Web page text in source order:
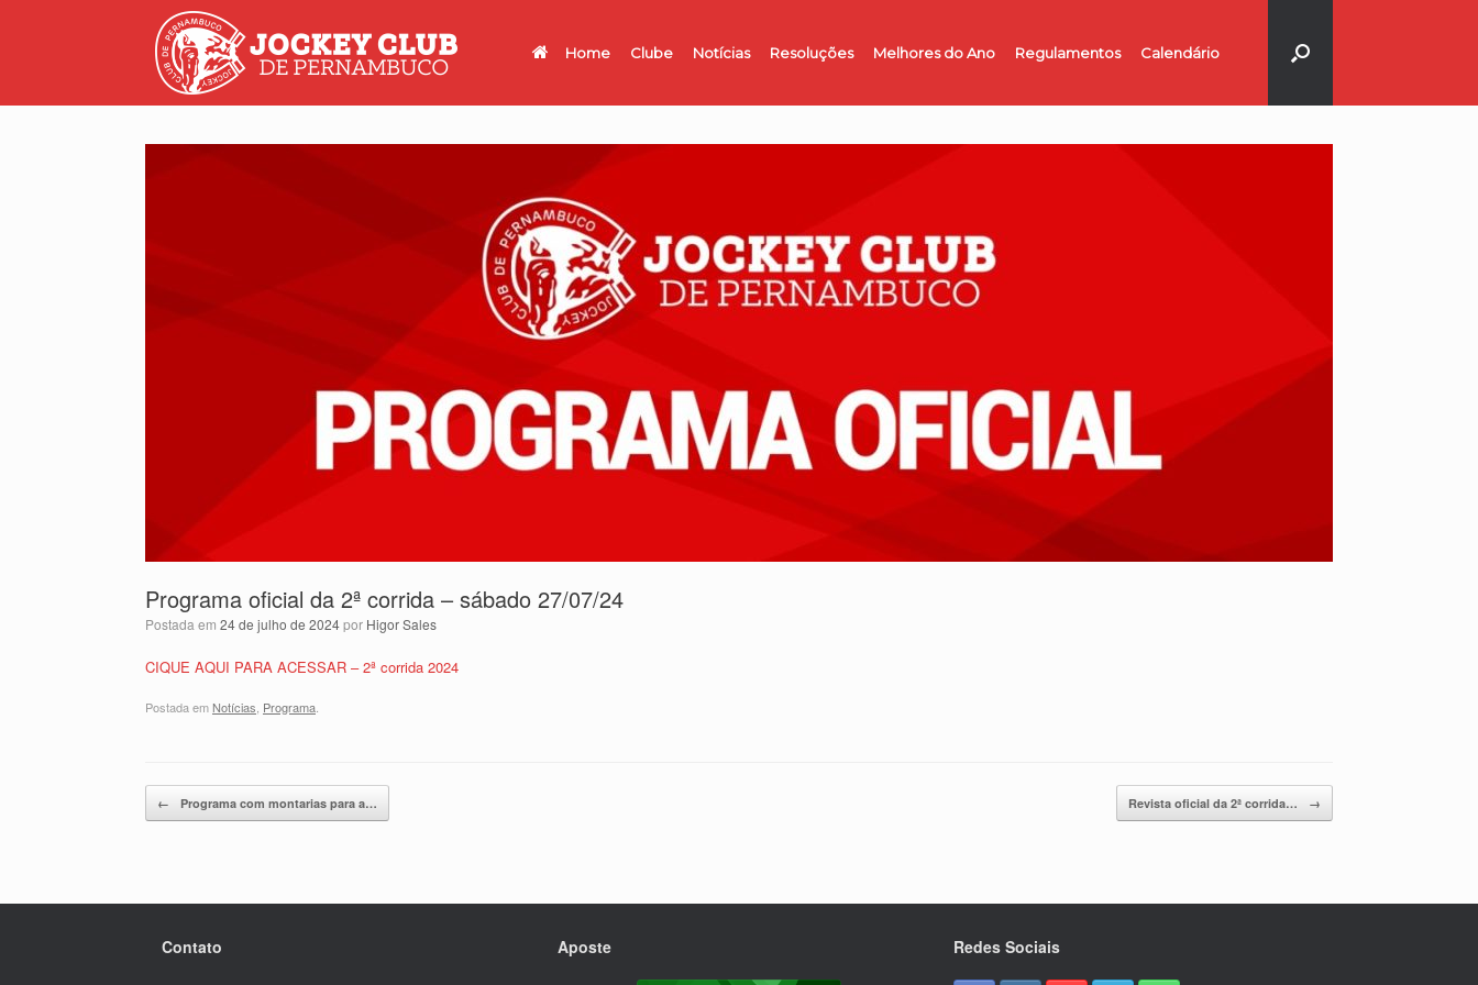
Home Clube Notícias Resoluções Melhores do Ano Regulamentos Calendário
Programa oficial da 2ª corrida – sábado 27/07/24
Postada em 24 de julho de 2024por Higor Sales
CIQUE AQUI PARA ACESSAR – 2ª corrida 2024
Postada em Notícias Programa
Post navigation
← Programa com montarias para a… Revista oficial da 2ª corrida… →
Contato Aposte Redes Sociais